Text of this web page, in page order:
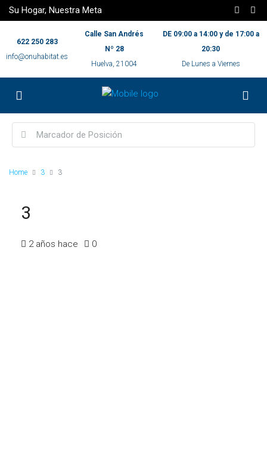
Su Hogar, Nuestra Meta
622 250 283
info@onuhabitat.es
Calle San Andrés
Nº 28
Huelva, 21004
DE 09:00 a 14:00 y de 17:00 a
20:30
De Lunes a Viernes
Home 3 3
3
2 años hace 0